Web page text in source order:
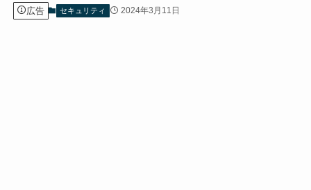
広告 セキュリティ 2024年3月11日